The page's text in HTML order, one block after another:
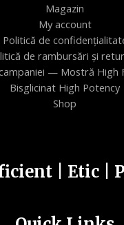
Magazin
My account
Politică de
de rambursări și
— Mostră High
Bisglicinat High Potency
Shop
| Etic |